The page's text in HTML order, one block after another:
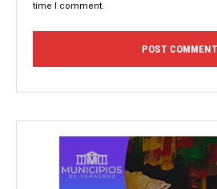
time I comment.